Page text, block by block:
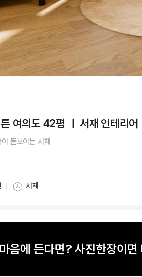
여의도 42평 ㅣ 서재 인테리어
돋보이는 서재
스타일링 공간
서재
음에 든다면? 사진한장이